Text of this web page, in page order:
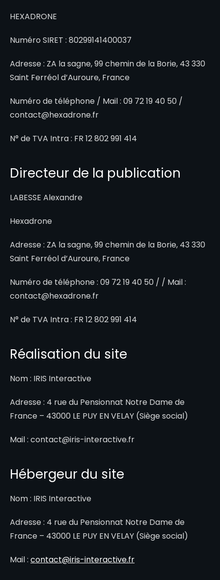
HEXADRONE
Numéro SIRET : 80299141400037
Adresse : ZA la sagne, 99 chemin de la Borie, 43 330
Saint Ferréol d’Auroure, France
Numéro de téléphone / Mail : 09 72 19 40 50 /
contact@hexadrone.fr
N° de TVA Intra : FR 12 802 991 414
Directeur de la publication
LABESSE Alexandre
Hexadrone
Adresse : ZA la sagne, 99 chemin de la Borie, 43 330
Saint Ferréol d’Auroure, France
Numéro de téléphone : 09 72 19 40 50 / / Mail :
contact@hexadrone.fr
N° de TVA Intra : FR 12 802 991 414
Réalisation du site
Nom : IRIS Interactive
Adresse : 4 rue du Pensionnat Notre Dame de
France – 43000 LE PUY EN VELAY (Siège social)
Mail : contact@iris-interactive.fr
Hébergeur du site
Nom : IRIS Interactive
Adresse : 4 rue du Pensionnat Notre Dame de
France – 43000 LE PUY EN VELAY (Siège social)
Mail : contact@iris-interactive.fr